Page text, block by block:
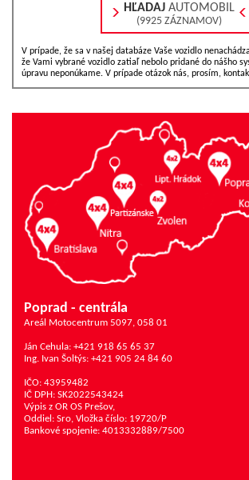
HĽADAJAUTOMOBIL
(9925 ZÁZNAMOV)
V prípade, že sa v našej databáze Vaše vozidlo
že Vami vybrané vozidlo zatiaľ nebolo pridané do nášho
úpravu neponúkame. V prípade otázok nás, prosím,
Poprad - centrála
Areál Motocentrum 5097, 058 01
Ján Cehula: +421 918 65 65 37
Ing. Ivan Šoltýs: +421 905 24 84 60
IČO: 43959482
IČ DPH: SK2022543424
Výpis z OR OS Prešov,
Oddiel: Sro, Vložka číslo: 19720/P
Bankové spojenie: 4013332889/7500